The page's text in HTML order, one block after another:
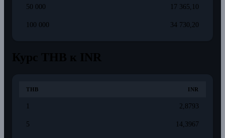
50 000 17 365,10
100 000 34 730,20
THB INR
2,8793
5 14,3967